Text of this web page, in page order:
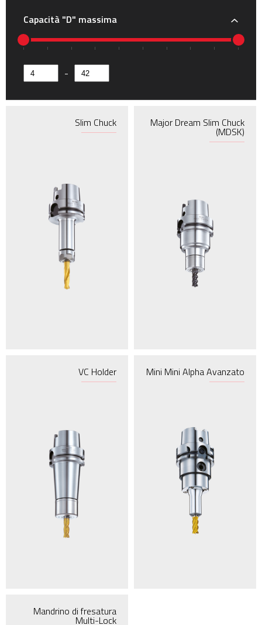
HSK40EN
HSK63E
HSK63F
HSK40A
MBT40
BT35
IT40X
IT50X
NIT50X
HSK125A
Capacità "D" massima
-
Slim Chuck Major Dream Slim Chuck
(MDSK)
VC Holder Mini Mini Alpha Avanzato
Mandrino di fresatura
Multi-Lock